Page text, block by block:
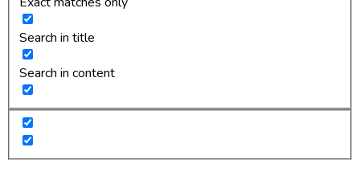
Search in title
Search in content